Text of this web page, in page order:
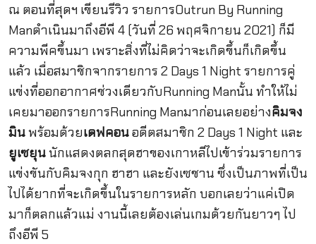
ณ ตอนที่สุดฯ เขียนรีวิว รายการOutrun By Running
Manดำเนินมาถึงอีพี 4 (วันที่ 26 พฤศจิกายน 2021) ก็มี
ความพีคขึ้นมา เพราะสิ่งที่ไม่คิดว่าจะเกิดขึ้นก็เกิดขึ้น
แล้ว เมื่อสมาชิกจากรายการ 2 Days 1 Night รายการคู่
แข่งที่ออกอากาศช่วงเดียวกับRunning Manนั้น ทำให้ไม่
เคยมาออกรายการRunning Manมาก่อนเลยอย่างคิมจง
มินพร้อมด้วยเดฟคอนอดีตสมาชิก 2 Days 1 Night และ
ยูเซยุนนักแสดงตลกสุดฮาของเกาหลีไปเข้าร่วมรายการ
แข่งขันกับคิมจงกุก ฮาฮา และยังเซชาน ซึ่งเป็นภาพที่เป็น
ไปได้ยากที่จะเกิดขึ้นในรายการหลัก บอกเลยว่าแค่เปิด
มาก็ตลกแล้วแม่ งานนี้เลยต้องเล่นเกมด้วยกันยาวๆ ไป
ถึงอีพี 5